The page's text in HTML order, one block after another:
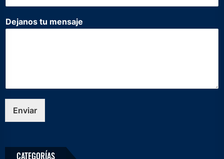
N
m
Dejanos tu mensaje
Enviar
CATEGORÍAS